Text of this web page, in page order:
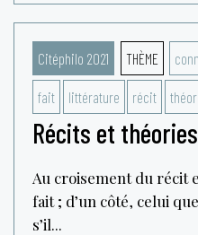
Citéphilo 2021 THÈME
fait littérature récit
Récits et
Au croisement du récit
fait ; d’un côté, celui
s’il...